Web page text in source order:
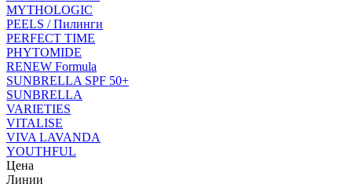
MYTHOLOGIC
PEELS / Пилинги
PERFECT TIME
PHYTOMIDE
RENEW Formula
SUNBRELLA SPF 50+
SUNBRELLA
VARIETIES
VITALISE
VIVA LAVANDA
YOUTHFUL
Цена
Линии